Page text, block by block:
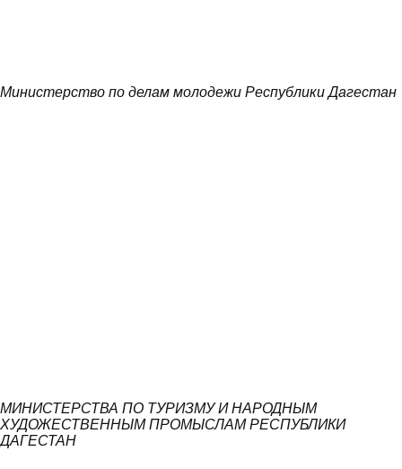
Министерство по делам молодежи Республики Дагестан
МИНИСТЕРСТВА ПО ТУРИЗМУ И НАРОДНЫМ
ХУДОЖЕСТВЕННЫМ ПРОМЫСЛАМ РЕСПУБЛИКИ
ДАГЕСТАН